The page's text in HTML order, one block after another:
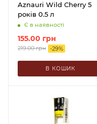
Aznauri Wild Cherry 5
років 0.5 л
Є в наявності
155.00 грн
219.00грн -29%
В КОШИК